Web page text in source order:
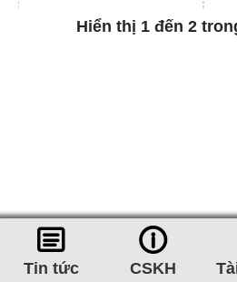
󰈂
Tin tức
󰈢
CSKH
Hiển thị 1 đến 2